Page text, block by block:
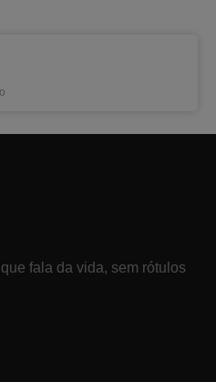
fala da vida, sem rótulos